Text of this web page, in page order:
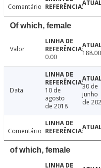
Comentário
Of which, female
Valor
0.00
188.00
Data
10 de
agosto
de 2018
30 de
junho
de
Comentário
of which, female